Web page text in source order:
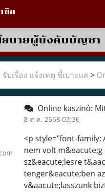
ชิก
ยบายผู้บังคับบัญชา
รับเรื่อง แจ้งเหตุ ชี้เบาะแส >
Online kaszinó:
8 ส.ค. 2568 03:36
<p style="font-family:
nem volt
sz&eacute;lesre
tenger&eacute;ben
v&aacute;lasszunk